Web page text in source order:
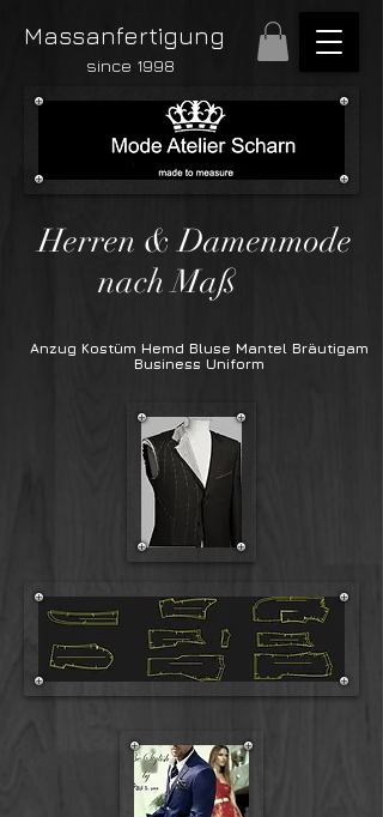
Massanfertigung
since 1998
& Damenmode
nach Maß
Anzug Kostüm Hemd Bluse Mantel Bräutigam
Business Uniform